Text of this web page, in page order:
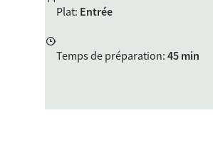
Plat: Entrée
Temps de préparation: 45 min